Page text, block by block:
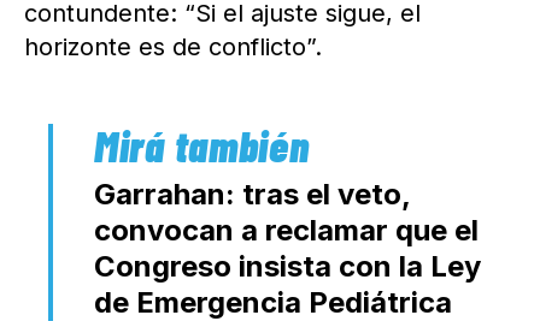
contundente: “Si el ajuste sigue, el
horizonte es de conflicto”.
Garrahan: tras el veto,
convocan a reclamar que el
Congreso insista con la Ley
de Emergencia Pediátrica